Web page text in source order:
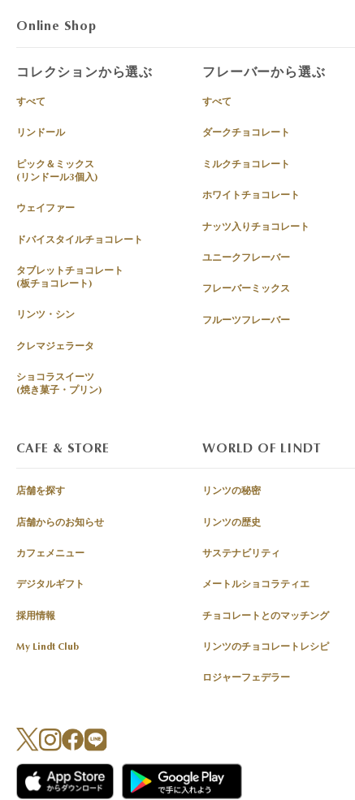
Online Shop
コレクションから選ぶ
すべて
リンドール
ピック＆ミックス
(リンドール3個入)
ウェイファー
ドバイスタイルチョコレート
タブレットチョコレート
(板チョコレート)
リンツ・シン
クレマジェラータ
ショコラスイーツ
(焼き菓子・プリン)
フレーバーから選ぶ
すべて
ダークチョコレート
ミルクチョコレート
ホワイトチョコレート
ナッツ入りチョコレート
ユニークフレーバー
フレーバーミックス
フルーツフレーバー
CAFE & STORE
店舗を探す
店舗からのお知らせ
カフェメニュー
デジタルギフト
採用情報
My Lindt Club
WORLD OF LINDT
リンツの秘密
リンツの歴史
サステナビリティ
メートルショコラティエ
チョコレートとのマッチング
リンツのチョコレートレシピ
ロジャーフェデラー